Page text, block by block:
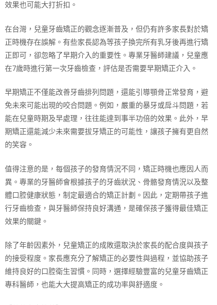
效果也可能大打折扣。
在台灣，兒童牙齒矯正的觀念逐漸普及，但仍有許多家長對於矯
正時機存在誤解。有些家長認為等孩子換完所有乳牙後再進行矯
正即可，卻忽略了早期介入的重要性。專業牙醫師建議，兒童應
在7歲時進行第一次牙齒檢查，評估是否需要早期矯正介入。
早期矯正不僅能改善牙齒排列問題，還能引導顎骨正常發育，避
免未來可能出現的咬合問題。例如，嚴重的暴牙或戽斗問題，若
能在兒童時期及早處理，往往能達到事半功倍的效果。此外，早
期矯正還能減少未來需要拔牙矯正的可能性，讓孩子擁有更自然
的笑容。
值得注意的是，每個孩子的發育情況不同，矯正時機也應因人而
異。專業的牙醫師會根據孩子的牙齒狀況、骨骼發育情況以及整
體口腔健康狀態，制定最適合的矯正計劃。因此，定期帶孩子進
行牙齒檢查，與牙醫師保持良好溝通，是確保孩子獲得最佳矯正
效果的關鍵。
除了年齡因素外，兒童矯正的成敗還取決於家長的配合度與孩子
的接受程度。家長應充分了解矯正的必要性與過程，並協助孩子
維持良好的口腔衛生習慣。同時，選擇經驗豐富的兒童牙齒矯正
專科醫師，也能大大提高矯正的成功率與舒適度。